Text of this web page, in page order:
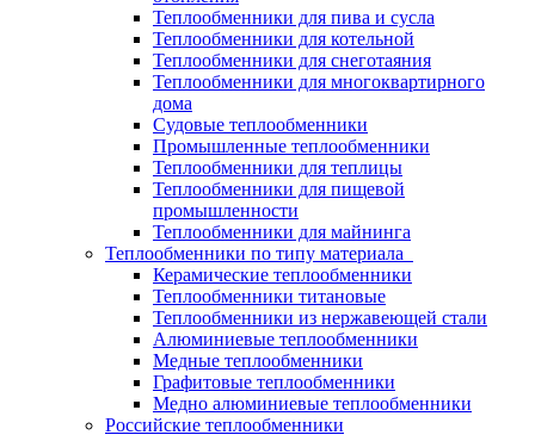
Теплообменники для пива и сусла
Теплообменники для котельной
Теплообменники для снеготаяния
Теплообменники для многоквартирного
дома
Судовые теплообменники
Промышленные теплообменники
Теплообменники для теплицы
Теплообменники для пищевой
промышленности
Теплообменники для майнинга
Теплообменники по типу материала
Керамические теплообменники
Теплообменники титановые
Теплообменники из нержавеющей стали
Алюминиевые теплообменники
Медные теплообменники
Графитовые теплообменники
Медно алюминиевые теплообменники
Российские теплообменники